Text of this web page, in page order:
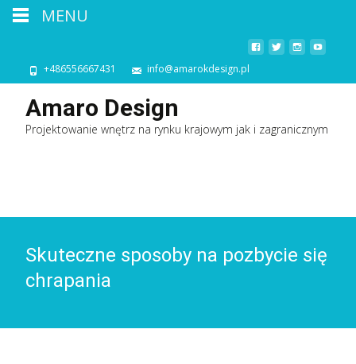
+486556667431 info@amarokdesign.pl
Amaro Design
Projektowanie wnętrz na rynku krajowym jak i zagranicznym
Skuteczne sposoby na pozbycie się
chrapania
MENU